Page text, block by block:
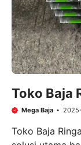
Toko Baja
Mega Baja
Toko Baja